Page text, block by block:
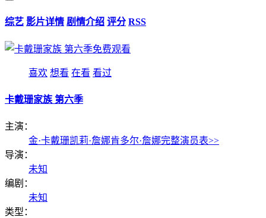
综艺 影片详情 剧情介绍 评分 RSS
喜欢 想看 在看 看过
卡戴珊家族 第六季
主演：
金·卡戴珊凯莉·詹娜肯多尔·詹娜完整演员表>>
导演：
未知
编剧：
未知
类型：